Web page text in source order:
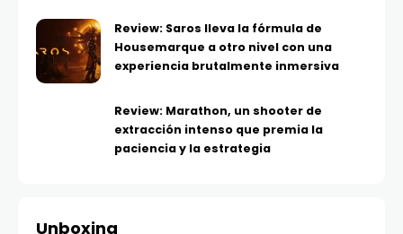
Review: Saros lleva la fórmula de
Housemarque a otro nivel con una
experiencia brutalmente inmersiva
Review: Marathon, un shooter de
extracción intenso que premia la
paciencia y la estrategia
Unboxing